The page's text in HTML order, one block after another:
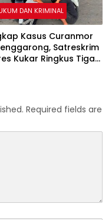
DAN KRIMINAL
Kasus Curanmor
Satreskrim
Kukar Ringkus Tiga
Required fields are